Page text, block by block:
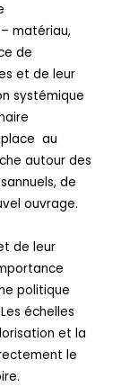
matériau,
de
et de leur
systémique
place au
autour des
de
ouvrage.
de leur
politique
échelles
et la
le